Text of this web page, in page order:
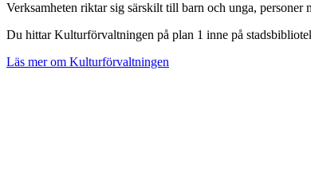
Verksamheten riktar sig särskilt till barn och unga, personer
Du hittar Kulturförvaltningen på plan 1 inne på
Läs mer om Kulturförvaltningen